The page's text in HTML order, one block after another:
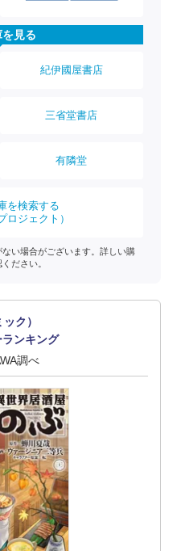
見る
紀伊國屋書店
三省堂書店
有隣堂
を検索する
ロジェクト）
い場合がございます。詳しい購
ださい。
ク）
ンキング
調べ